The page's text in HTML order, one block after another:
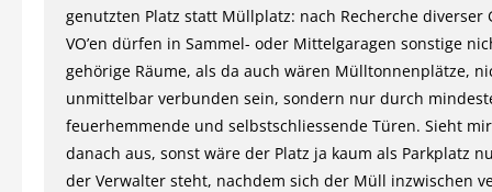
genutzten Platz statt Müllplatz: nach Recherche diverser
VO’en dürfen in Sammel- oder Mittelgaragen sonstige
gehörige Räume, als da auch wären Mülltonnenplätze,
unmittelbar verbunden sein, sondern nur durch
feuerhemmende und selbstschliessende Türen. Sieht
danach aus, sonst wäre der Platz ja kaum als Parkplatz
der Verwalter steht, nachdem sich der Müll inzwischen